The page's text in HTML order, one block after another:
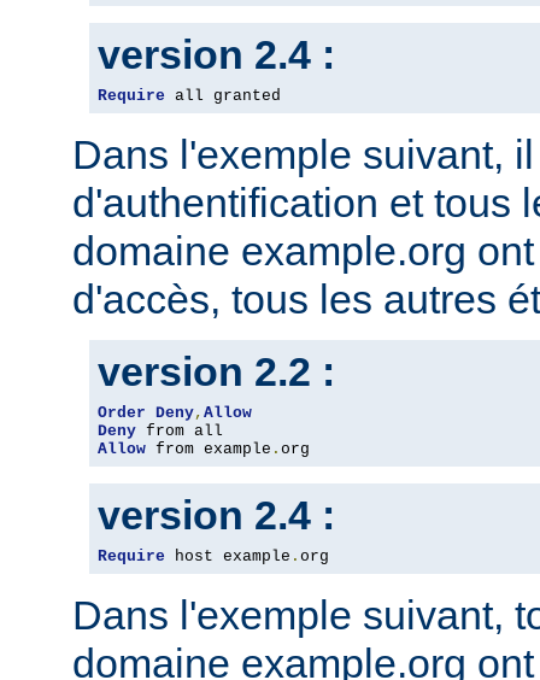
version 2.4 :
Require all granted
Dans l'exemple suivant,
d'authentification et tous
domaine example.org
d'accès, tous les autres
version 2.2 :
Order Deny, Allow
Deny
Allow from example . org
version 2.4 :
Require host example . org
Dans l'exemple suivant,
domaine example.org